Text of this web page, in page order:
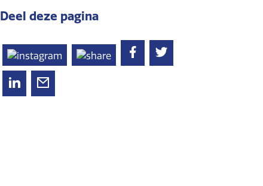
Deel deze pagina